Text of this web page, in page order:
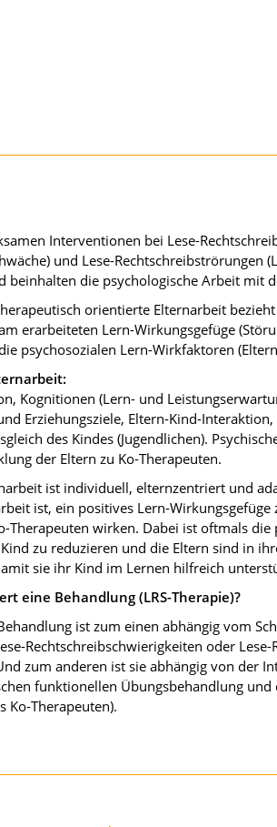
Interventionen bei Lese-
und Lese-Rechtschreibströrungen
beinhalten die psychologische Arbeit mit
orientierte Elternarbeit
erarbeiteten Lern-Wirkungsgefüge
psychosozialen Lern-Wirkfaktoren
Kognitionen (Lern- und
Erziehungsziele, Eltern-Kind-
des Kindes (Jugendlichen).
der Eltern zu Ko-Therapeuten.
ist individuell, elternzentriert und
ist, ein positives Lern-
Therapeuten wirken. Dabei ist oftmals die
zu reduzieren und die Eltern sind in
sie ihr Kind im Lernen hilfreich
eine Behandlung (LRS-Therapie)?
ist zum einen abhängig vom
Rechtschreibschwierigkeiten oder
zum anderen ist sie abhängig von der
funktionellen Übungsbehandlung
Ko-Therapeuten).